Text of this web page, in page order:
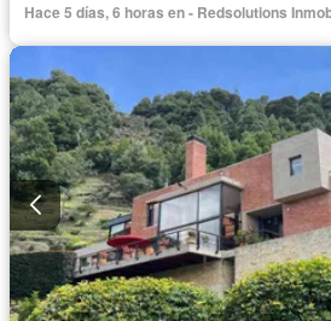
Vista panorámica
Seguridad privada
Hace 5 días, 6 horas en - Redsolutions